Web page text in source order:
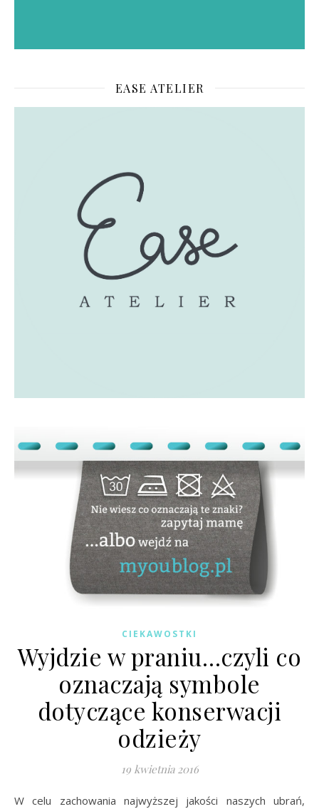
EASE ATELIER
CIEKAWOSTKI
Wyjdzie w praniu…czyli co
oznaczają symbole
dotyczące konserwacji
odzieży
19 kwietnia 2016
W celu zachowania najwyższej jakości naszych ubrań,